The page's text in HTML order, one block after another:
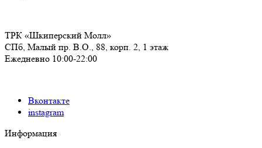
ТРК «Шкиперский Молл»
СПб, Малый пр. В.О., 88, корп. 2, 1 этаж
Ежедневно 10:00-22:00
Вконтакте
instagram
Информация